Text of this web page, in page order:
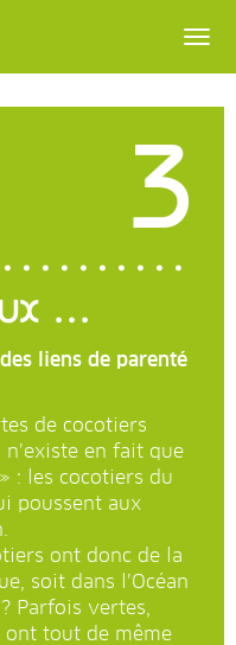
3
...
liens de parenté
de cocotiers
en fait que
: les cocotiers du
poussent aux
ont donc de la
soit dans l’Océan
Parfois vertes,
ont tout de même